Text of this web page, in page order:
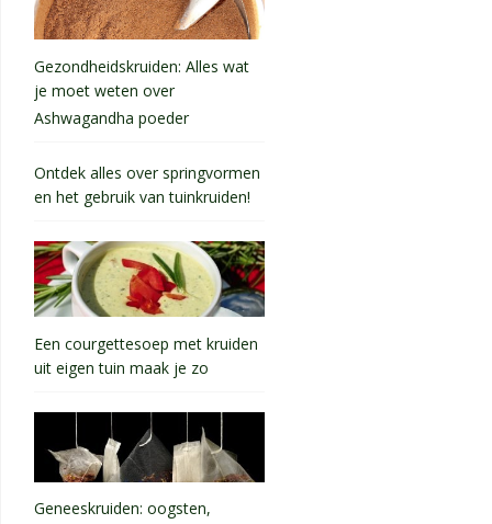
Gezondheidskruiden: Alles wat
je moet weten over
Ashwagandha poeder
Ontdek alles over springvormen
en het gebruik van tuinkruiden!
Een courgettesoep met kruiden
uit eigen tuin maak je zo
Geneeskruiden: oogsten,